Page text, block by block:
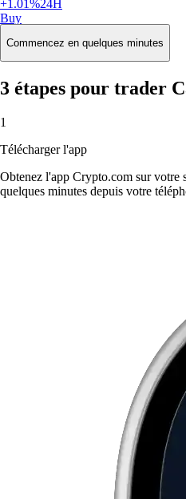
+1.01%24H
Buy
Commencez en quelques minutes
3 étapes pour trader
1
Télécharger l'app
Obtenez l'app Crypto.com sur votre
quelques minutes depuis votre